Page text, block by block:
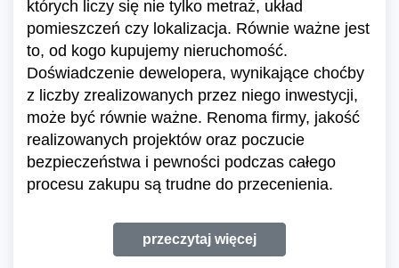
których liczy się nie tylko metraż, układ
pomieszczeń czy lokalizacja. Równie ważne jest
to, od kogo kupujemy nieruchomość.
Doświadczenie dewelopera, wynikające choćby
z liczby zrealizowanych przez niego inwestycji,
może być równie ważne. Renoma firmy, jakość
realizowanych projektów oraz poczucie
bezpieczeństwa i pewności podczas całego
procesu zakupu są trudne do przecenienia.
przeczytaj więcej